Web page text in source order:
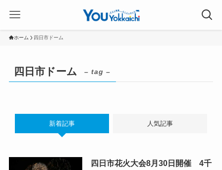
ホーム 四日市ドーム
四日市ドーム – tag –
新着記事 人気記事
四日市花火大会8月30日開催 4千